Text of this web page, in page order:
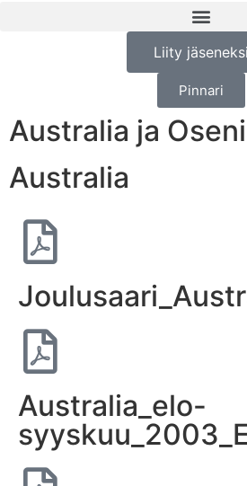
Liity jäseneksi
Pinnari
Australia ja
Australia
Australia_elo-